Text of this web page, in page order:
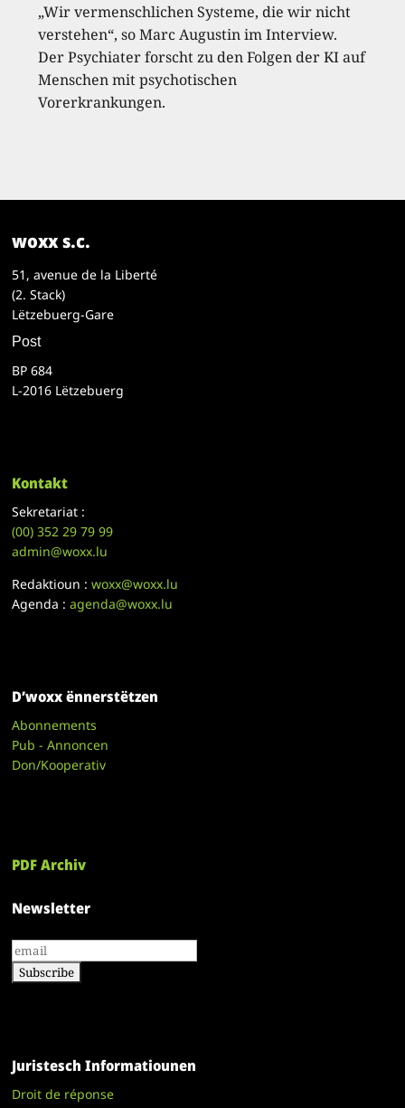
„Wir vermenschlichen Systeme, die wir nicht
verstehen“, so Marc Augustin im Interview.
Der Psychiater forscht zu den Folgen der KI auf
Menschen mit psychotischen
Vorerkrankungen.
woxx s.c.
51, avenue de la Liberté
(2. Stack)
Lëtzebuerg-Gare
Post
BP 684
L-2016 Lëtzebuerg
Kontakt
Sekretariat :
(00)352 29 79 99
admin@woxx.lu
Redaktioun :woxx@woxx.lu
Agenda :agenda@woxx.lu
D’woxx ënnerstëtzen
Abonnements
Pub - Annoncen
Don/Kooperativ
PDF Archiv
Newsletter
Juristesch Informatiounen
Droit de réponse